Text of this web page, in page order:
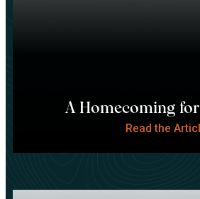
A Homecoming
Read the